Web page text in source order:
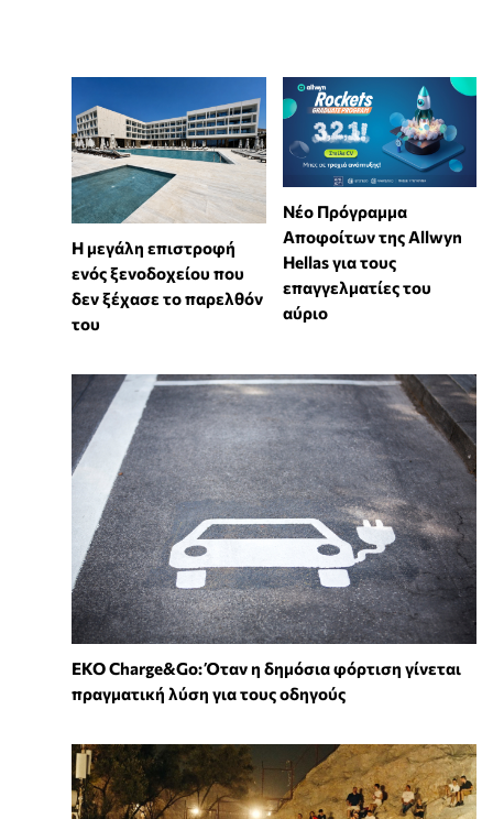
Η μεγάλη επιστροφή
ενός ξενοδοχείου που
δεν ξέχασε το παρελθόν
του
Νέο Πρόγραμμα
Αποφοίτων της Allwyn
Hellas για τους
επαγγελματίες του
αύριο
EKO Charge&Go: Όταν η δημόσια φόρτιση γίνεται
πραγματική λύση για τους οδηγούς